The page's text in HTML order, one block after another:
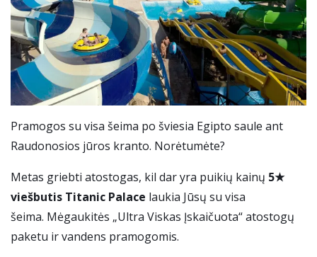
Pramogos su visa šeima po šviesia Egipto saule ant
Raudonosios jūros kranto. Norėtumėte?
Metas griebti atostogas, kil dar yra puikių kainų 5★
viešbutis Titanic Palace laukia Jūsų su visa
šeima. Mėgaukitės „Ultra Viskas Įskaičuota“ atostogų
paketu ir vandens pramogomis.